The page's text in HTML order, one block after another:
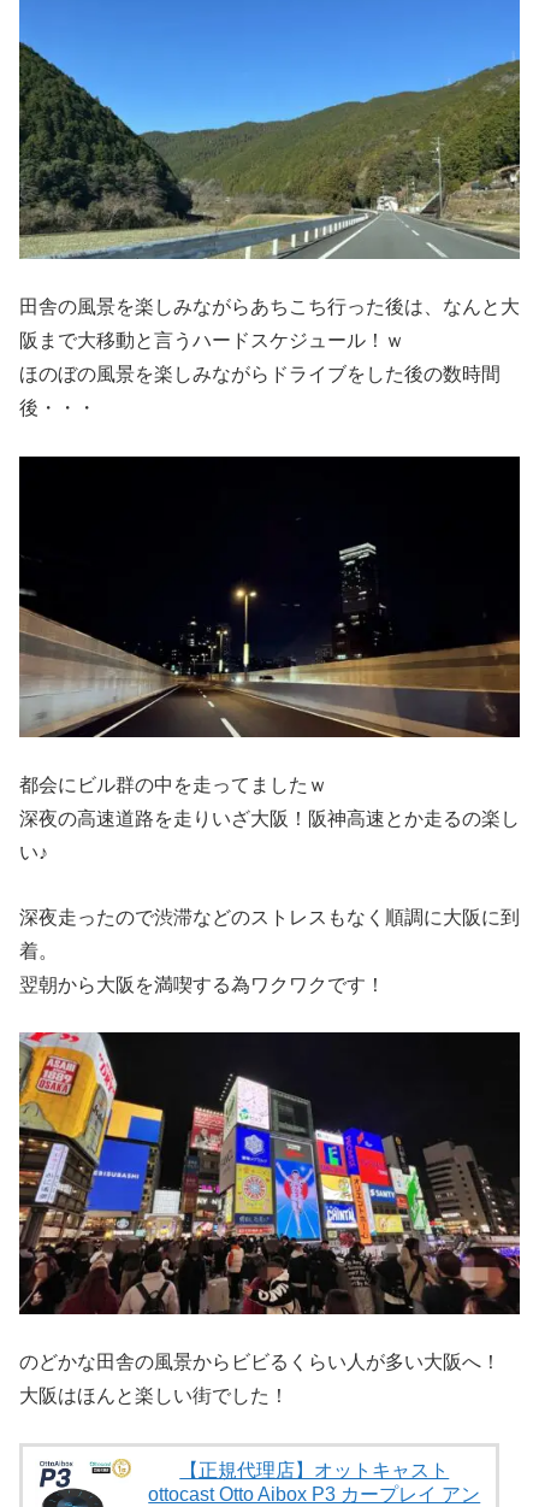
田舎の風景を楽しみながらあちこち行った後は、なんと大
阪まで大移動と言うハードスケジュール！ｗ
ほのぼの風景を楽しみながらドライブをした後の数時間
後・・・
都会にビル群の中を走ってましたｗ
深夜の高速道路を走りいざ大阪！阪神高速とか走るの楽し
い♪
深夜走ったので渋滞などのストレスもなく順調に大阪に到
着。
翌朝から大阪を満喫する為ワクワクです！
のどかな田舎の風景からビビるくらい人が多い大阪へ！
大阪はほんと楽しい街でした！
【正規代理店】オットキャスト
ottocast Otto Aibox P3 カープレイ アン